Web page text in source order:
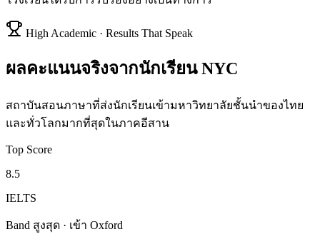
High Academic · Results That Speak
ผลคะแนนจริงจากนักเรียน NYC
สถาบันสอนภาษาที่ส่งนักเรียนเข้ามหาวิทยาลัยชั้นนำของไทย
และทั่วโลกมากที่สุดในภาคอีสาน
Top Score
8.5
IELTS
Band สูงสุด · เข้า Oxford